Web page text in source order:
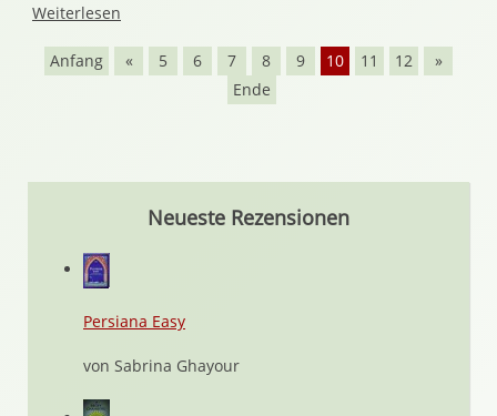
Weiterlesen
Anfang « 5 6 7 8 9 10 11 12
»
Ende
Neueste Rezensionen
Persiana Easy
von Sabrina Ghayour